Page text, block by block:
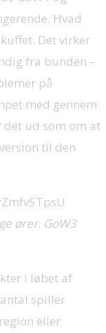
Hvad
Det virker
fra bunden –
på
med gennem
det ud som om at
til den
ører. GoW3
i løbet af
spiller
eller